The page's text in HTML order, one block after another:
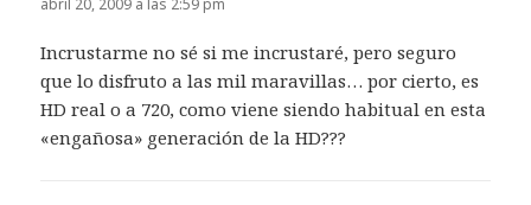
Incrustarme no sé si me incrustaré, pero seguro
que lo disfruto a las mil maravillas… por cierto, es
HD real o a 720, como viene siendo habitual en esta
«engañosa» generación de la HD???